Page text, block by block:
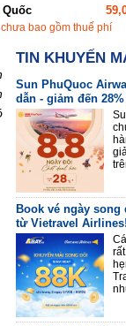
bao gồm thuế phí
TIN KHUYẾN
Sun PhuQuoc
dẫn - giảm đến
Book vé ngày
từ Vietravel Airlines!